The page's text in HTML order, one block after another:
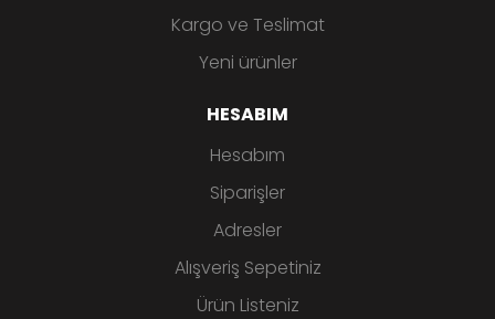
Kargo ve Teslimat
Yeni ürünler
HESABIM
Hesabım
Siparişler
Adresler
Alışveriş Sepetiniz
Ürün Listeniz